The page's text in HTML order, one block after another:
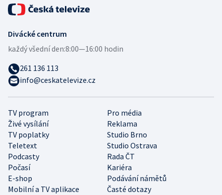
TV program
Pro média
Živé vysílání
Reklama
TV poplatky
Studio Brno
Teletext
Studio Ostrava
Podcasty
Rada ČT
Počasí
Kariéra
E-shop
Podávání námětů
Mobilní a TV aplikace
Časté dotazy
Divácké centrum
každý všední den:8:00—16:00 hodin
261 136 113
info@ceskatelevize.cz